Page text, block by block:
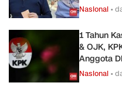
Nasional •
1 Tahun
& OJK,
Anggota
Nasional •